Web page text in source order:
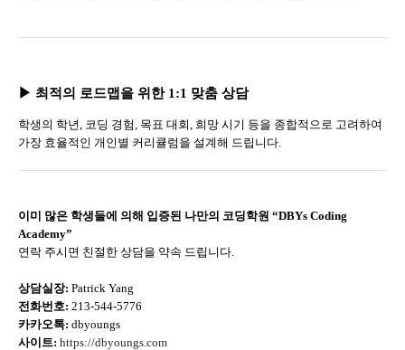
▶ 최적의 로드맵을 위한 1:1 맞춤 상담
학생의 학년, 코딩 경험, 목표 대회, 희망 시기 등을 종합적으로 고려하여
가장 효율적인 개인별 커리큘럼을 설계해 드립니다.
이미 많은 학생들에 의해 입증된 나만의 코딩학원 “DBYs Coding
Academy”
연락 주시면 친절한 상담을 약속 드립니다.
상담실장: Patrick Yang
전화번호: 213-544-5776
카카오톡: dbyoungs
사이트: https://dbyoungs.com